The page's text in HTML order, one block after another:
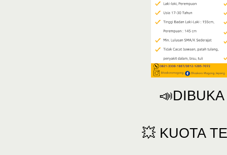
💥 KUOTA